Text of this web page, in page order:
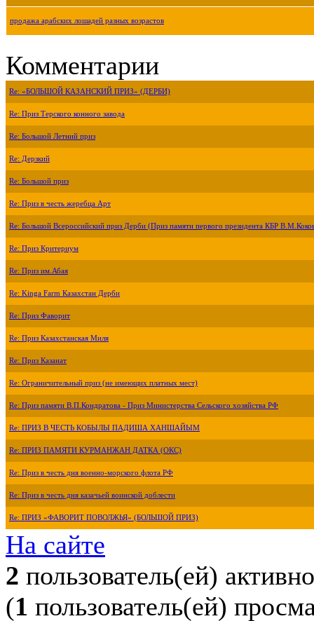
продажа арабских лошадей разных возрастов
Комментарии
Re: «БОЛЬШОЙ КАЗАНСКИЙ ПРИЗ» (ДЕРБИ)
Re: Приз Терского конного завода
Re: Большой Летний приз
Re: Дерзкий
Re: Большой приз
Re: Приз в честь жеребца Арт
Re: Большой Всероссийский приз Дерби (Приз памяти первого президента КБР
Re: Приз Критериум
Re: Приз им.Абая
Re: Kinga Farm Казахстан Дерби
Re: Приз Фаворит
Re: Приз Казахстанская Миля
Re: Приз Казанат
Re: Ограничительный приз (не имеющих платных мест)
Re: Приз памяти В.П.Кондратова - Приз Министерства Сельского хозяйства РФ
Re: ПРИЗ В ЧЕСТЬ КОБЫЛЫ ПАДИША ХАНШАЙЫМ
Re: ПРИЗ ПАМЯТИ КУРМАНЖАН ДАТКА (ОКС)
Re: Приз в честь дня военно-морского флота РФ
Re: Приз в честь дня казачьей воинской доблести
Re: ПРИЗ «ФАВОРИТ ПОВОЛЖЬЯ» (БОЛЬШОЙ ПРИЗ)
На сайте
2 пользователь(ей) активно
(1 пользователь(ей)